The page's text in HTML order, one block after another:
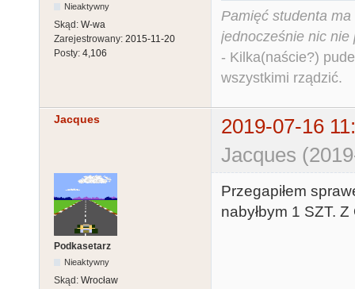
Nieaktywny
Skąd: W-wa
Zarejestrowany: 2015-11-20
Posty: 4,106
Pamięć studenta
jednocześnie nic nie
- Kilka(naście?)
wszystkimi rządzić.
Jacques
2019-07-16
Jacques
Podkasetarz
Nieaktywny
Skąd: Wrocław
Przegapiłem
nabyłbym 1 SZT.